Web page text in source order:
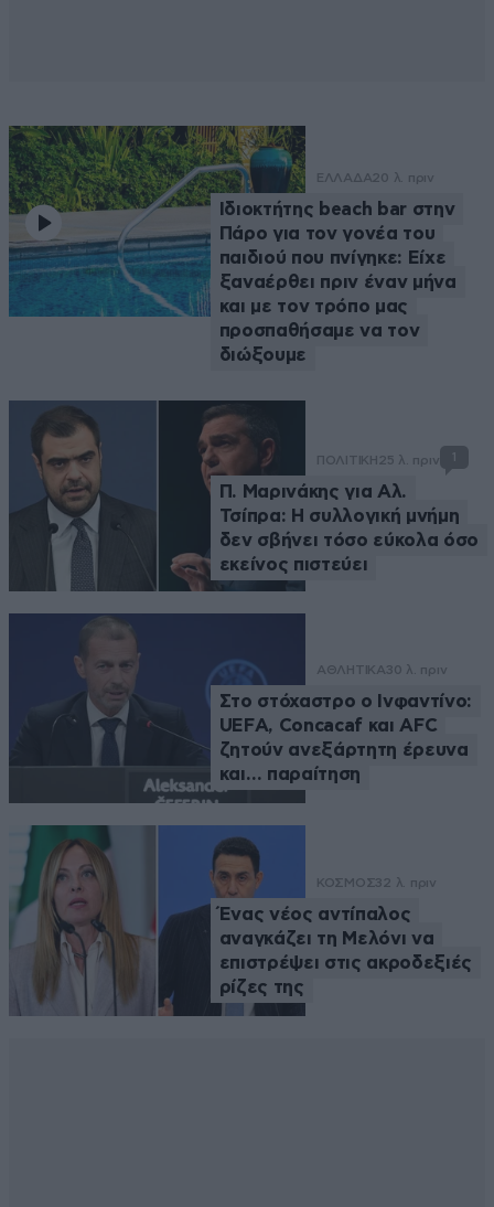
ΕΛΛΑΔΑ20 λ. πριν
Ιδιοκτήτης beach bar στην
Πάρο για τον γονέα του
παιδιού που πνίγηκε: Είχε
ξαναέρθει πριν έναν μήνα
και με τον τρόπο μας
προσπαθήσαμε να τον
διώξουμε
ΠΟΛΙΤΙΚΗ25 λ. πριν 1
Π. Μαρινάκης για Αλ.
Τσίπρα: Η συλλογική μνήμη
δεν σβήνει τόσο εύκολα όσο
εκείνος πιστεύει
ΑΘΛΗΤΙΚΑ30 λ. πριν
Στο στόχαστρο ο Ινφαντίνο:
UEFA, Concacaf και AFC
ζητούν ανεξάρτητη έρευνα
και… παραίτηση
ΚΟΣΜΟΣ32 λ. πριν
Ένας νέος αντίπαλος
αναγκάζει τη Μελόνι να
επιστρέψει στις ακροδεξιές
ρίζες της